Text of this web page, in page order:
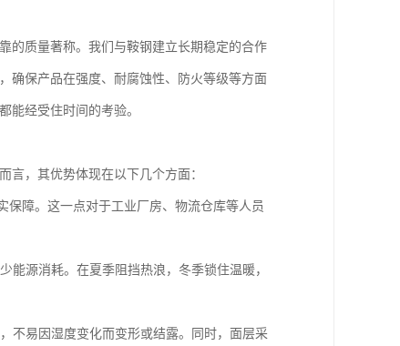
的质量著称。我们与鞍钢建立长期稳定的合作
确保产品在强度、耐腐蚀性、防火等级等方面
能经受住时间的考验。
言，其优势体现在以下几个方面：
保障。这一点对于工业厂房、物流仓库等人员
能源消耗。在夏季阻挡热浪，冬季锁住温暖，
不易因湿度变化而变形或结露。同时，面层采